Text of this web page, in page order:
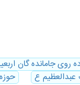
روی جامانده گان اربعین
ع
حوزه